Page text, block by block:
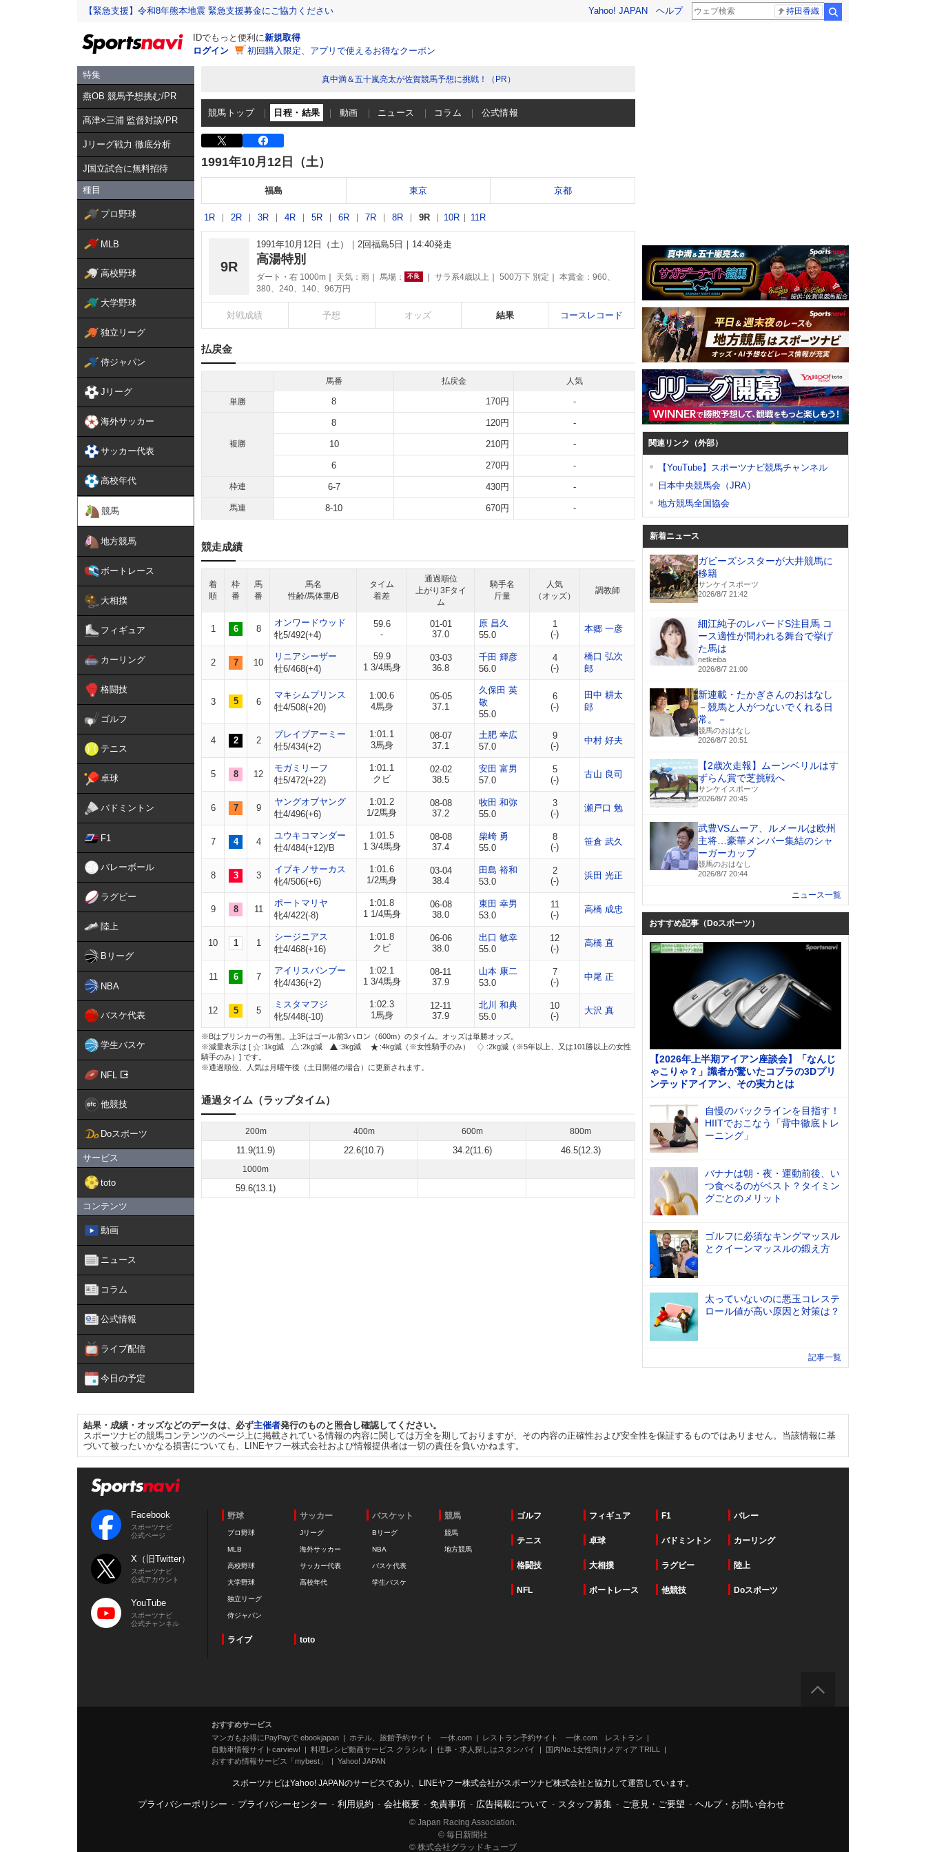
【緊急支援】令和8年熊本地震 緊急支援募金にご協力ください Yahoo! JAPAN ヘルプ 持田香織
IDでもっと便利に新規取得
ログイン
初回購入限定、アプリで使えるお得なクーポン
特集
燕OB 競馬予想挑む/PR
髙津×三浦 監督対談/PR
Jリーグ戦力 徹底分析
J国立試合に無料招待
種目
プロ野球
MLB
高校野球
大学野球
独立リーグ
侍ジャパン
Jリーグ
海外サッカー
サッカー代表
高校年代
競馬
地方競馬
ボートレース
大相撲
フィギュア
カーリング
格闘技
ゴルフ
テニス
卓球
バドミントン
F1
バレーボール
ラグビー
陸上
Bリーグ
NBA
バスケ代表
学生バスケ
NFL
他競技
Doスポーツ
サービス
toto
コンテンツ
動画
ニュース
コラム
公式情報
ライブ配信
今日の予定
真中満＆五十嵐亮太が佐賀競馬予想に挑戦！（PR）
競馬トップ 日程・結果 動画 ニュース コラム 公式情報
1991年10月12日（土）
福島 東京 京都
1R 2R 3R 4R 5R 6R 7R 8R 9R 10R 11R
9R
1991年10月12日（土） 2回福島5日 14:40発走
高湯特別
ダート・右 1000m 天気： 雨 馬場： 不良 サラ系4歳以上 500万下 別定
本賞金：960、
380、240、140、96万円
対戦成績 予想 オッズ 結果 コースレコード
払戻金
馬番 払戻金 人気
単勝 8 170円 -
複勝
8 120円 -
10 210円 -
6 270円 -
枠連 6-7 430円 -
馬連 8-10 670円 -
競走成績
着
順
枠
番
馬
番
馬名
性齢/馬体重/B
タイム
着差
通過順位
上がり3Fタイ
ム
騎手名
斤量
人気
（オッズ）
調教師
1 6 8
オンワードウッド
牝5/492(+4)
59.6
-
01-01
37.0
原 昌久
55.0
1
(-)
本郷 一彦
2 7 10
リニアシーザー
牡6/468(+4)
59.9
1 3/4馬身
03-03
36.8
千田 輝彦
56.0
4
(-)
橋口 弘次
郎
3 5 6
マキシムプリンス
牡4/508(+20)
1:00.6
4馬身
05-05
37.1
久保田 英
敬
55.0
6
(-)
田中 耕太
郎
4 2 2
ブレイブアーミー
牡5/434(+2)
1:01.1
3馬身
08-07
37.1
土肥 幸広
57.0
9
(-)
中村 好夫
5 8 12
モガミリーフ
牡5/472(+22)
1:01.1
クビ
02-02
38.5
安田 富男
57.0
5
(-)
古山 良司
6 7 9
ヤングオブヤング
牡4/496(+6)
1:01.2
1/2馬身
08-08
37.2
牧田 和弥
55.0
3
(-)
瀬戸口 勉
7 4 4
ユウキコマンダー
牡4/484(+12)/B
1:01.5
1 3/4馬身
08-08
37.4
柴崎 勇
55.0
8
(-)
笹倉 武久
8 3 3
イブキノサーカス
牝4/506(+6)
1:01.6
1/2馬身
03-04
38.4
田島 裕和
53.0
2
(-)
浜田 光正
9 8 11
ポートマリヤ
牝4/422(-8)
1:01.8
1 1/4馬身
06-08
38.0
東田 幸男
53.0
11
(-)
高橋 成忠
10 1 1
シージニアス
牡4/468(+16)
1:01.8
クビ
06-06
38.0
出口 敏幸
55.0
12
(-)
高橋 直
11 6 7
アイリスバンブー
牝4/436(+2)
1:02.1
1 3/4馬身
08-11
37.9
山本 康二
53.0
7
(-)
中尾 正
12 5 5
ミスタマフジ
牝5/448(-10)
1:02.3
1馬身
12-11
37.9
北川 和典
55.0
10
(-)
大沢 真
※Bはブリンカーの有無。上3Fはゴール前3ハロン（600m）のタイム。オッズは単勝オッズ。
※減量表示は [
:1kg減 :2kg減 :3kg減 :4kg減（※女性騎手のみ）
:2kg減（※5年以上、又は101勝以上の女性
騎手のみ）] です。
※通過順位、人気は月曜午後（土日開催の場合）に更新されます。
通過タイム（ラップタイム）
200m 400m 600m 800m
11.9(11.9) 22.6(10.7) 34.2(11.6) 46.5(12.3)
1000m
59.6(13.1)
関連リンク（外部）
【YouTube】スポーツナビ競馬チャンネル
日本中央競馬会（JRA）
地方競馬全国協会
新着ニュース
ガビーズシスターが大井競馬に
移籍
サンケイスポーツ
2026/8/7 21:42
細江純子のレパードS注目馬 コ
ース適性が問われる舞台で挙げ
た馬は
netkeiba
2026/8/7 21:00
新連載・たかぎさんのおはなし
－競馬と人がつないでくれる日
常。－
競馬のおはなし
2026/8/7 20:51
【2歳次走報】ムーンベリルはす
ずらん賞で芝挑戦へ
サンケイスポーツ
2026/8/7 20:45
武豊VSムーア、ルメールは欧州
主将…豪華メンバー集結のシャ
ーガーカップ
競馬のおはなし
2026/8/7 20:44
ニュース一覧
おすすめ記事（Doスポーツ）
【2026年上半期アイアン座談会】「なんじ
ゃこりゃ？」識者が驚いたコブラの3Dプリ
ンテッドアイアン、その実力とは
自慢のバックラインを目指す！
HIITでおこなう「背中徹底トレ
ーニング」
バナナは朝・夜・運動前後、い
つ食べるのがベスト？タイミン
グごとのメリット
ゴルフに必須なキングマッスル
とクイーンマッスルの鍛え方
太っていないのに悪玉コレステ
ロール値が高い原因と対策は？
記事一覧
結果・成績・オッズなどのデータは、必ず主催者発行のものと照合し確認してください。
スポーツナビの競馬コンテンツのページ上に掲載されている情報の内容に関しては万全を期しておりますが、その内容の正確性および安全性を保証するものではありません。当該情報に基
づいて被ったいかなる損害についても、LINEヤフー株式会社および情報提供者は一切の責任を負いかねます。
Facebook
スポーツナビ
公式ページ
X（旧Twitter）
スポーツナビ
公式アカウント
YouTube
スポーツナビ
公式チャンネル
野球
プロ野球
MLB
高校野球
大学野球
独立リーグ
侍ジャパン
サッカー
Jリーグ
海外サッカー
サッカー代表
高校年代
バスケット
Bリーグ
NBA
バスケ代表
学生バスケ
競馬
競馬
地方競馬
ゴルフ フィギュア F1 バレー
テニス 卓球 バドミントン カーリング
格闘技 大相撲 ラグビー 陸上
NFL ボートレース 他競技 Doスポーツ
ライブ toto
おすすめサービス
マンガもお得にPayPayで ebookjapan
ホテル、旅館予約サイト 一休.com
レストラン予約サイト 一休.com レストラン
自動車情報サイトcarview!
料理レシピ動画サービス クラシル 仕事・求人探しはスタンバイ
国内No.1女性向けメディア TRILL
おすすめ情報サービス「mybest」
Yahoo! JAPAN
スポーツナビはYahoo! JAPANのサービスであり、LINEヤフー株式会社がスポーツナビ株式会社と協力して運営しています。
プライバシーポリシー - プライバシーセンター - 利用規約 - 会社概要 - 免責事項 - 広告掲載について - スタッフ募集 - ご意見・ご要望 - ヘルプ・お問い合わせ
© Japan Racing Association.
© 毎日新聞社
© 株式会社グラッドキューブ